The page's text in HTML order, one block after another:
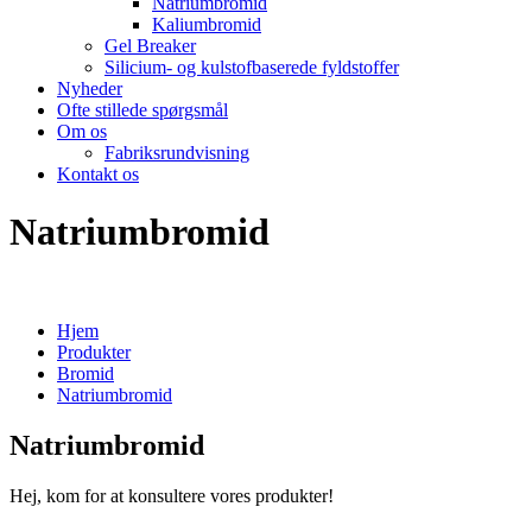
Kaliumbromid
Gel Breaker
Silicium- og kulstofbaserede fyldstoffer
Nyheder
Ofte stillede spørgsmål
Om os
Fabriksrundvisning
Kontakt os
Natriumbromid
Hjem
Produkter
Bromid
Natriumbromid
Natriumbromid
Hej, kom for at konsultere vores produkter!